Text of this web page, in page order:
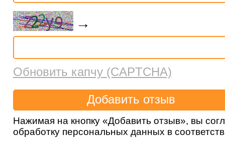
→
Обновить капчу (CAPTCHA)
Нажимая на кнопку «Добавить отзыв», вы
обработку персональных данных в